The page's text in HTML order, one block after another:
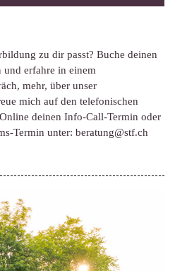
zu dir passt? Buche deinen
und erfahre in einem
mehr, über unser
mich auf den telefonischen
deinen Info-Call-Termin oder
Termin unter: beratung@stf.ch